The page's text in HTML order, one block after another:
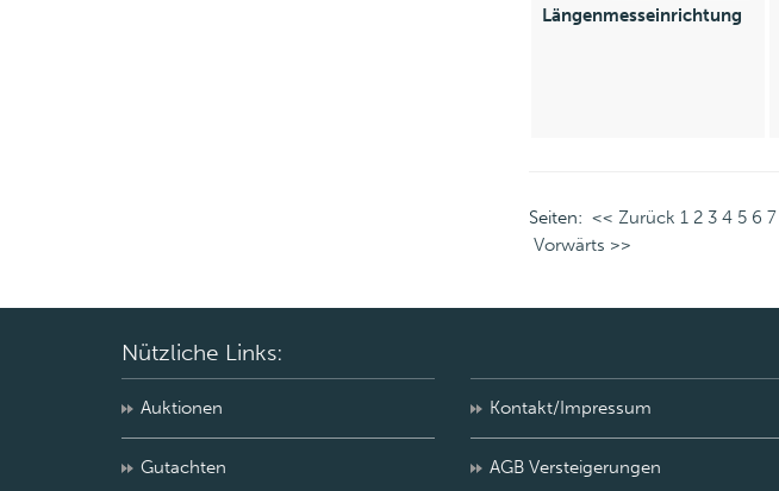
Längenmesseinrichtung
Seiten: << Zurück 1 2 3 4 5 6 7
Vorwärts >>
Nützliche Links:
Auktionen
Gutachten
Kontakt/Impressum
AGB Versteigerungen